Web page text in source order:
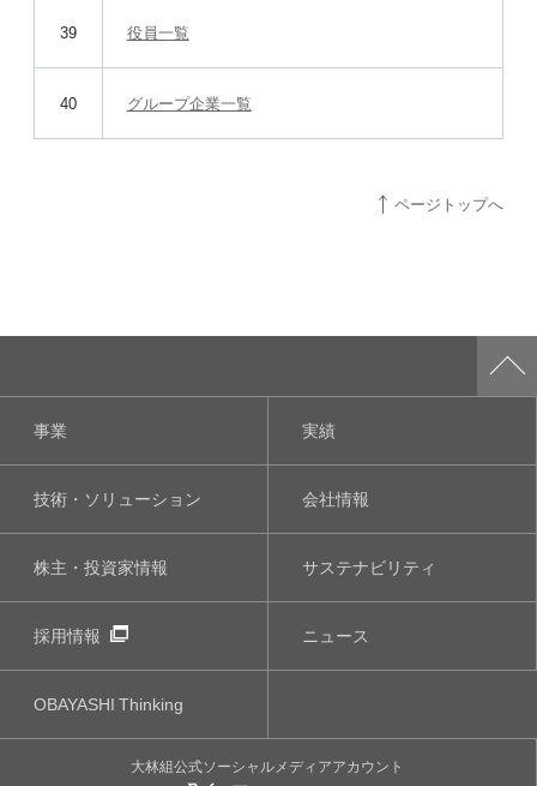
39 役員一覧
40 グループ企業一覧
ページトップへ
事業 実績
技術・ソリューション 会社情報
株主・投資家情報 サステナビリティ
採用情報 ニュース
OBAYASHIThinking
大林組公式ソーシャルメディアアカウント